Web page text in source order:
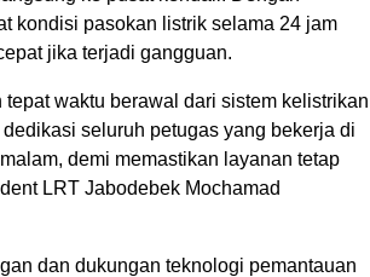
kondisi pasokan listrik selama 24 jam
jika terjadi gangguan.
waktu berawal dari sistem kelistrikan
seluruh petugas yang bekerja di
demi memastikan layanan tetap
LRT Jabodebek Mochamad
dan dukungan teknologi pemantauan